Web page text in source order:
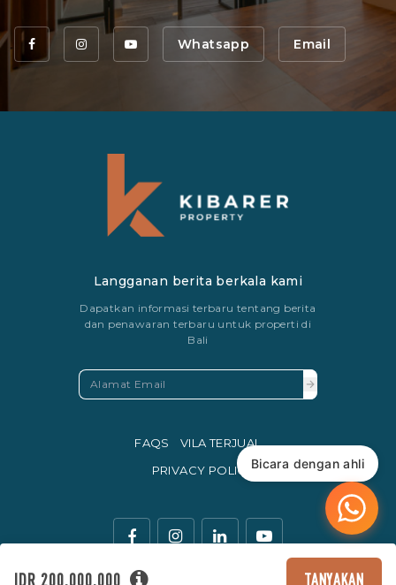
Whatsapp Email
IDR 200,000,000 TANYAKAN
Langganan berita berkala kami
Dapatkan informasi terbaru tentang berita
dan penawaran terbaru untuk properti di
Bali
FAQS
VILA TERJUAL
PRIVACY POLICYBicara dengan ahli